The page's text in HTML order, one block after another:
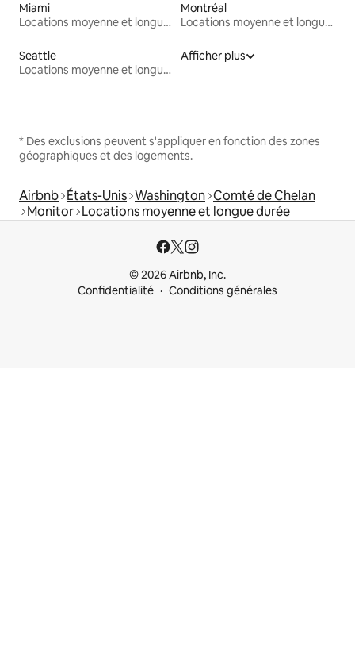
Miami
Locations moyenne et longue durée
Montréal
Locations moyenne et longue durée
Seattle
Locations moyenne et longue durée
Afficher plus
* Des exclusions peuvent s'appliquer en fonction des zones
géographiques et des logements.
Airbnb États-Unis Washington Comté de Chelan
Monitor Locations moyenne et longue durée
© 2026 Airbnb, Inc.
Confidentialité
Conditions générales